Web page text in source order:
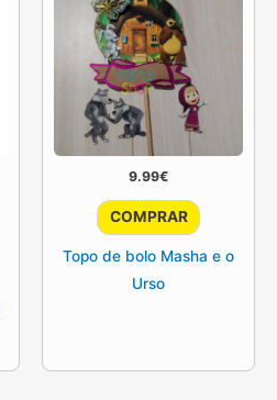
9.99€
COMPRAR
Topo de bolo Masha e o
Urso